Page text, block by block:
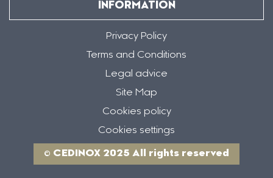
INFORMATION
Privacy Policy
Terms and Conditions
Legal advice
Site Map
Cookies policy
Cookies settings
© CEDINOX 2025 All rights reserved